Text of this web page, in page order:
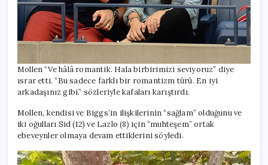
Mollen “Ve hâlâ romantik. Hala birbirimizi seviyoruz” diye
ısrar etti. “Bu sadece farklı bir romantizm türü. En iyi
arkadaşınız gibi.” sözleriyle kafaları karıştırdı.
Mollen, kendisi ve Biggs’in ilişkilerinin “sağlam” olduğunu ve
iki oğulları Sid (12) ve Lazlo (8) için “muhteşem” ortak
ebeveynler olmaya devam ettiklerini söyledi.